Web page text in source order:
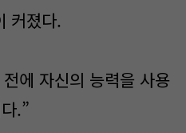
커졌다.
에 자신의 능력을 사용
.”